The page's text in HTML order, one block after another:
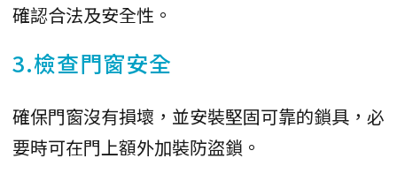
確認合法及安全性。
3.檢查門窗安全
確保門窗沒有損壞，並安裝堅固可靠的鎖具，必
要時可在門上額外加裝防盜鎖。